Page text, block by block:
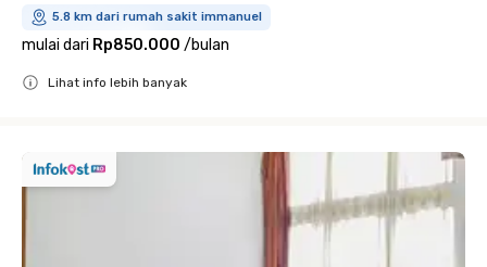
5.8 km dari rumah sakit immanuel
mulai dari Rp850.000 /bulan
Lihat info lebih banyak